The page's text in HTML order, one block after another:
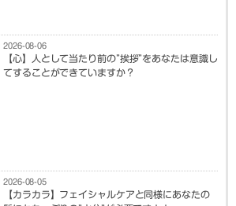
2026-08-06
【心】人として当たり前の”挨拶”をあなたは意識し
てすることができていますか？
2026-08-05
【カラカラ】フェイシャルケアと同様にあなたの